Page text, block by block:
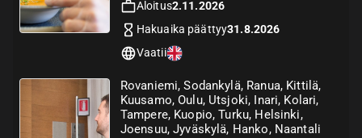
Aloitus2.11.2026
Hakuaika päättyy31.8.2026
Vaatii
Rovaniemi, Sodankylä, Ranua, Kittilä,
Kuusamo, Oulu, Utsjoki, Inari, Kolari,
Tampere, Kuopio, Turku, Helsinki,
Joensuu, Jyväskylä, Hanko, Naantali